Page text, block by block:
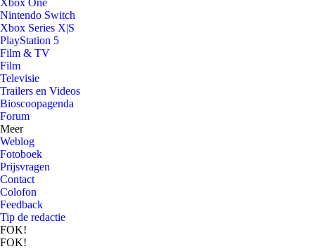
Xbox One
Nintendo Switch
Xbox Series X|S
PlayStation 5
Film & TV
Film
Televisie
Trailers en Videos
Bioscoopagenda
Forum
Meer
Weblog
Fotoboek
Prijsvragen
Contact
Colofon
Feedback
Tip de redactie
FOK!
FOK!